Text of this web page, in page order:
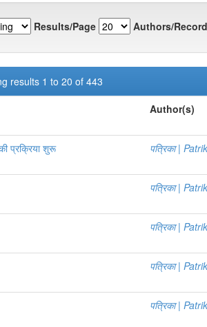
Results/Page Authors/
results 1 to 20 of 443
Author(s)
प्रक्रिया शुरू पत्रिका |
पत्रिका |
पत्रिका |
पत्रिका |
पत्रिका |